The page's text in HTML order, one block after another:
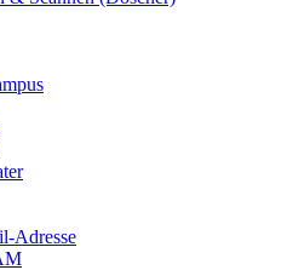
Adresse